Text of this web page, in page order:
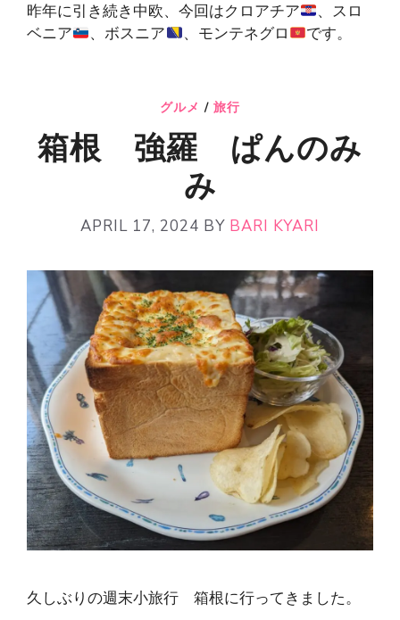
昨年に引き続き中欧、今回はクロアチア
、スロ
ベニア
、ボスニア 、モンテネグロ です。
グルメ / 旅行
箱根 強羅 ぱんのみ
み
APRIL 17, 2024 BY BARI KYARI
久しぶりの週末小旅行 箱根に行ってきました。